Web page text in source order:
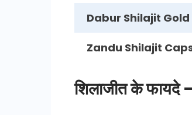
Dabur Shilajit Gold
Zandu Shilajit
शिलाजीत के